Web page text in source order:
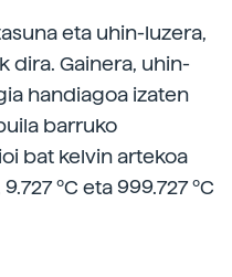
eta uhin-luzera,
dira. Gainera, uhin-
handiagoa izaten
barruko
bat kelvin artekoa
ºC eta 999.727 ºC